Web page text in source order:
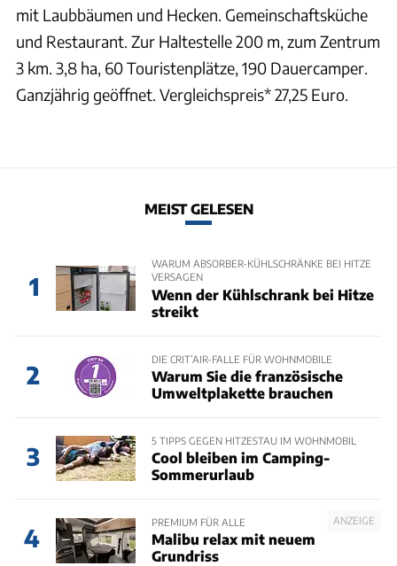
mit Laubbäumen und Hecken. Gemeinschaftsküche
und Restaurant. Zur Haltestelle 200 m, zum Zentrum
3 km. 3,8 ha, 60 Touristenplätze, 190 Dauercamper.
Ganzjährig geöffnet. Vergleichspreis* 27,25 Euro.
MEIST GELESEN
1
WARUM ABSORBER-KÜHLSCHRÄNKE BEI HITZE
VERSAGEN
Wenn der Kühlschrank bei Hitze
streikt
2
DIE CRIT’AIR-FALLE FÜR WOHNMOBILE
Warum Sie die französische
Umweltplakette brauchen
3
5 TIPPS GEGEN HITZESTAU IM WOHNMOBIL
Cool bleiben im Camping-
Sommerurlaub
4
ANZEIGE
PREMIUM FÜR ALLE
Malibu relax mit neuem
Grundriss